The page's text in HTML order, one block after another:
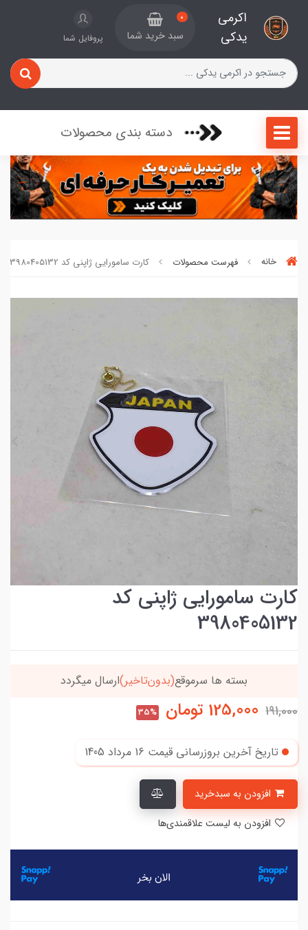
اکرمی
یدکی
0
سبد خرید شما پروفایل شما
دسته بندی محصولات
خانه فهرست محصولات کارت سامورایی ژاپنی کد 3980405132
کارت سامورایی ژاپنی کد
3980405132
بسته ها سرموقع(بدون‌تاخیر)ارسال میگردد
191,000
125,000 تومان 35%
تاریخ آخرین بروزرسانی قیمت 16 مرداد 1405